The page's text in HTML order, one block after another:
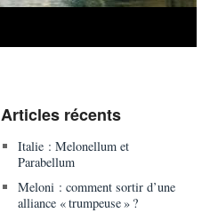
Articles récents
Italie : Melonellum et
Parabellum
Meloni : comment sortir d’une
alliance « trumpeuse » ?